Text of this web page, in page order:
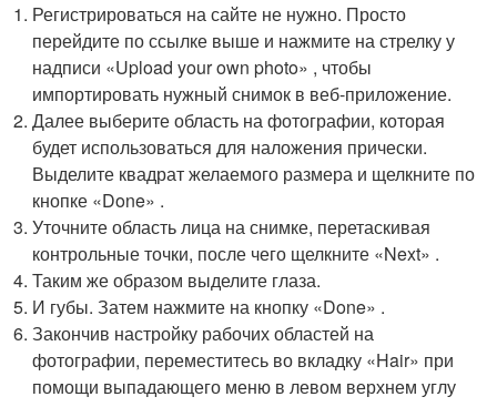
Регистрироваться на сайте не нужно. Просто
перейдите по ссылке выше и нажмите на стрелку у
надписи «Upload your own photo» , чтобы
импортировать нужный снимок в веб-приложение.
Далее выберите область на фотографии, которая
будет использоваться для наложения прически.
Выделите квадрат желаемого размера и щелкните по
кнопке «Done» .
Уточните область лица на снимке, перетаскивая
контрольные точки, после чего щелкните «Next» .
Таким же образом выделите глаза.
И губы. Затем нажмите на кнопку «Done» .
Закончив настройку рабочих областей на
фотографии, переместитесь во вкладку «Hair» при
помощи выпадающего меню в левом верхнем углу